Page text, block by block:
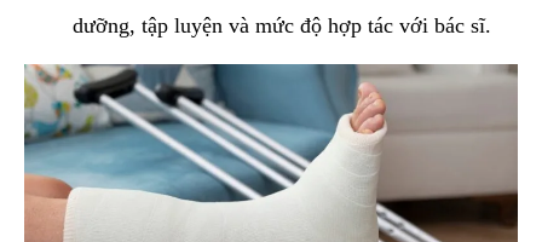
dưỡng, tập luyện và mức độ hợp tác với bác sĩ.